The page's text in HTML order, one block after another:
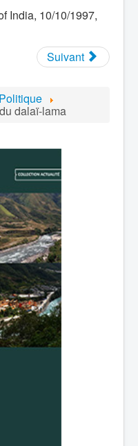
India, 10/10/1997,
Suivant
Politique
dalaï-lama